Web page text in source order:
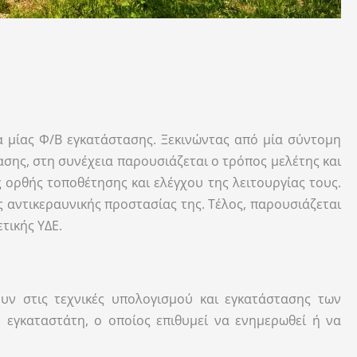
μίας Φ/Β εγκατάστασης. Ξεκινώντας από μία σύντομη
στη συνέχεια παρουσιάζεται ο τρόπος μελέτης και
τοποθέτησης και ελέγχου της λειτουργίας τους.
προστασίας της. Τέλος, παρουσιάζεται
ΥΔΕ.
τεχνικές υπολογισμού και εγκατάστασης των
ο οποίος επιθυμεί να ενημερωθεί ή να